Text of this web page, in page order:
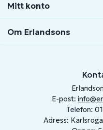
Mitt konto
Om Erlandsons
E-post:
Telefon:
Adress: